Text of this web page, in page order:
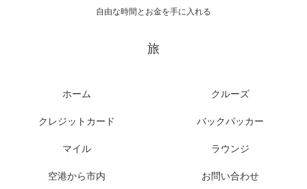
自由な時間とお金を手に入れる
旅
ホーム クルーズ
クレジットカード バックパッカー
マイル ラウンジ
空港から市内 お問い合わせ